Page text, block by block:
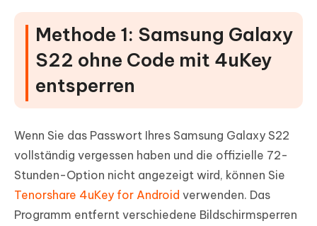
Methode 1: Samsung Galaxy
S22 ohne Code mit 4uKey
entsperren
Wenn Sie das Passwort Ihres Samsung Galaxy S22
vollständig vergessen haben und die offizielle 72-
Stunden-Option nicht angezeigt wird, können Sie
Tenorshare 4uKey for Android verwenden. Das
Programm entfernt verschiedene Bildschirmsperren